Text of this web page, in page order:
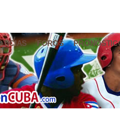
FOROS